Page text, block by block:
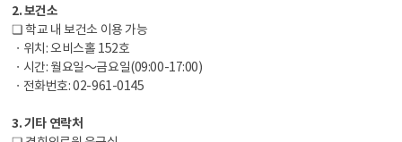
2. 보건소
❏ 학교 내 보건소 이용 가능
ㆍ위치: 오비스홀 152호
ㆍ시간: 월요일～금요일(09:00-17:00)
ㆍ전화번호: 02-961-0145
3. 기타 연락처